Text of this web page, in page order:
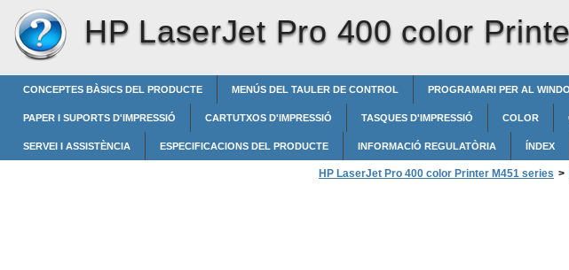
HP LaserJet Pro 400 color
CONCEPTES BÀSICS DEL PRODUCTE MENÚS DEL TAULER DE CONTROL PROGRAMARI PER AL
PAPER I SUPORTS D'IMPRESSIÓ CARTUTXOS D'IMPRESSIÓ TASQUES D'IMPRESSIÓ COLOR
SERVEI I ASSISTÈNCIA ESPECIFICACIONS DEL PRODUCTE INFORMACIÓ REGULATÒRIA ÍNDEX
HP LaserJet Pro 400 color Printer M451 series >